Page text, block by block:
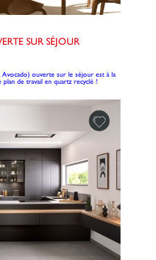
SUR SÉJOUR
ouverte sur le séjour est à la
de travail en quartz recyclé !